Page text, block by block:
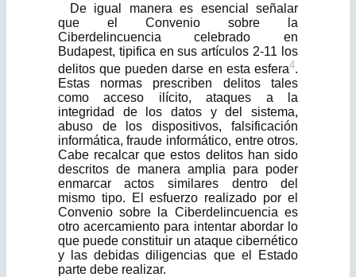
De igual manera es esencial señalar
que el Convenio sobre la
Ciberdelincuencia celebrado en
Budapest, tipifica en sus artículos 2-11 los
delitos que pueden darse en esta esfera4.
Estas normas prescriben delitos tales
como acceso ilícito, ataques a la
integridad de los datos y del sistema,
abuso de los dispositivos, falsificación
informática, fraude informático, entre otros.
Cabe recalcar que estos delitos han sido
descritos de manera amplia para poder
enmarcar actos similares dentro del
mismo tipo. El esfuerzo realizado por el
Convenio sobre la Ciberdelincuencia es
otro acercamiento para intentar abordar lo
que puede constituir un ataque cibernético
y las debidas diligencias que el Estado
parte debe realizar.